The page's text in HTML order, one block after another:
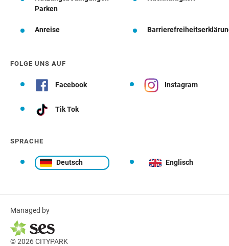
Parken
Anreise
FOLGE UNS AUF
Facebook Instagram
Tik Tok
SPRACHE
Deutsch Englisch
Managed by
© 2026 CITYPARK